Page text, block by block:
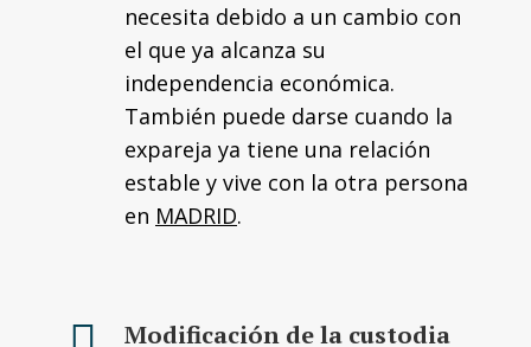
necesita debido a un cambio con
el que ya alcanza su
independencia económica.
También puede darse cuando la
expareja ya tiene una relación
estable y vive con la otra persona
en MADRID.
Modificación de la custodia